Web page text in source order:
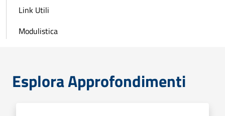
Link Utili
Modulistica
Esplora Approfondimenti